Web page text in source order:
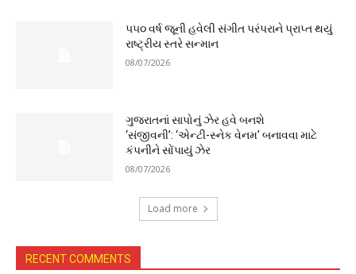
૫૫૦ વર્ષ જૂની હવેલી સંગીત પરંપરાને પ્રાપ્ત થયું
રાષ્ટ્રીય સ્તરે સન્માન
08/07/2026
ગુજરાતનાં સાપોનું ઝેર હવે બનશે
‘સંજીવની’: ‘એન્ટી-સ્નેક વેનમ’ બનાવવા માટે
કંપનીને સોંપાયું ઝેર
08/07/2026
Load more
RECENT COMMENTS